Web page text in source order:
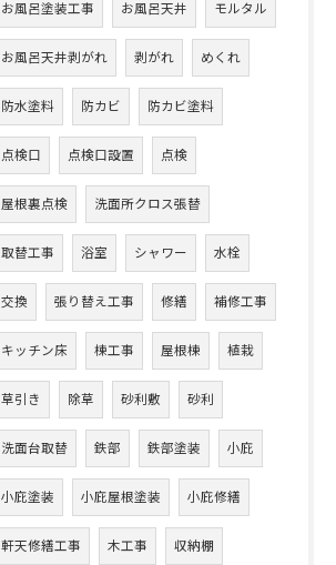
お風呂塗装工事 お風呂天井 モルタル
お風呂天井剥がれ 剥がれ めくれ
防水塗料 防カビ 防カビ塗料
点検口 点検口設置 点検
屋根裏点検 洗面所クロス張替
取替工事 浴室 シャワー 水栓
交換 張り替え工事 修繕 補修工事
キッチン床 棟工事 屋根棟 植栽
草引き 除草 砂利敷 砂利
洗面台取替 鉄部 鉄部塗装 小庇
小庇塗装 小庇屋根塗装 小庇修繕
軒天修繕工事 木工事 収納棚